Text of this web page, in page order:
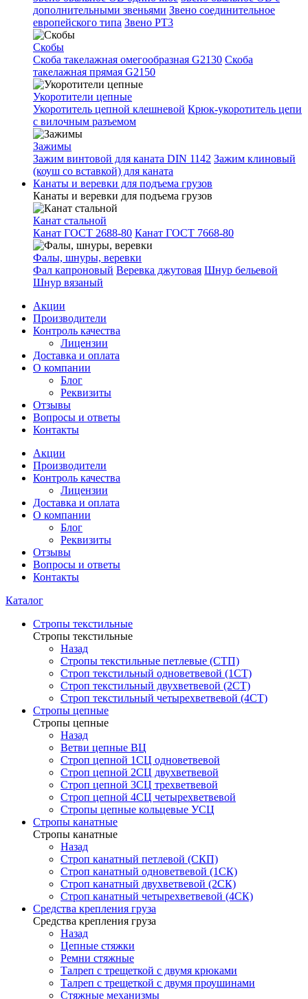
дополнительными звеньями Звено соединительное
европейского типа Звено РТ3
Скобы
Скоба такелажная омегообразная G2130 Скоба
такелажная прямая G2150
Укоротители цепные
Укоротитель цепной клешневой Крюк-укоротитель цепи
с вилочным разъемом
Зажимы
Зажим винтовой для каната DIN 1142 Зажим клиновый
(коуш со вставкой) для каната
Канаты и веревки для подъема грузов
Канаты и веревки для подъема грузов
Канат стальной
Канат ГОСТ 2688-80 Канат ГОСТ 7668-80
Фалы, шнуры, веревки
Фал капроновый Веревка джутовая Шнур бельевой
Шнур вязаный
Акции
Производители
Контроль качества
Лицензии
Доставка и оплата
О компании
Блог
Реквизиты
Отзывы
Вопросы и ответы
Контакты
Акции
Производители
Контроль качества
Лицензии
Доставка и оплата
О компании
Блог
Реквизиты
Отзывы
Вопросы и ответы
Контакты
Каталог
Стропы текстильные
Стропы текстильные
Назад
Стропы текстильные петлевые (СТП)
Строп текстильный одноветвевой (1СТ)
Строп текстильный двухветвевой (2СТ)
Строп текстильный четырехветвевой (4СТ)
Стропы цепные
Стропы цепные
Назад
Ветви цепные ВЦ
Строп цепной 1СЦ одноветвевой
Строп цепной 2СЦ двухветвевой
Строп цепной 3СЦ трехветвевой
Строп цепной 4СЦ четырехветвевой
Стропы цепные кольцевые УСЦ
Стропы канатные
Стропы канатные
Назад
Строп канатный петлевой (СКП)
Строп канатный одноветвевой (1СК)
Строп канатный двухветвевой (2СК)
Строп канатный четырехветвевой (4СК)
Средства крепления груза
Средства крепления груза
Назад
Цепные стяжки
Ремни стяжные
Талреп с трещеткой с двумя крюками
Талреп с трещеткой с двумя проушинами
Стяжные механизмы